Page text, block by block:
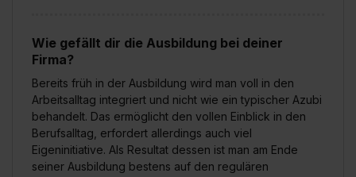
Wie gefällt dir die Ausbildung bei deiner
Firma?
Bereits früh in der Ausbildung wird man voll in den
Arbeitsalltag integriert und nicht wie ein typischer Azubi
behandelt. Das ermöglicht den vollen Einblick in den
Berufsalltag, erfordert allerdings auch viel
Eigeninitiative. Als Resultat dessen ist man am Ende
seiner Ausbildung bestens auf den regulären